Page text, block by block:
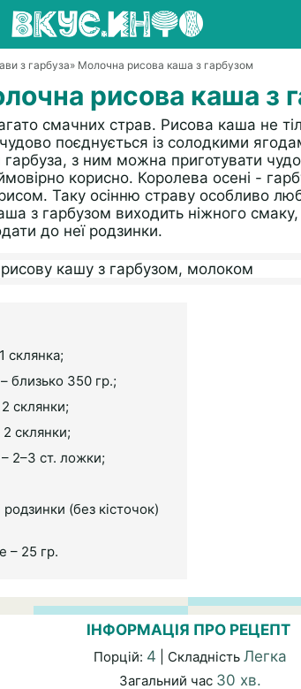
з гарбуза» Молочна рисова каша з гарбузом
рисова каша з
смачних страв. Рисова каша не
поєднується із солодкими
гарбуза, з ним можна приготувати
корисно. Королева осені -
Таку осінню страву особливо
з гарбузом виходить ніжного
до неї родзинки.
склянка;
близько 350 гр.;
склянки;
склянки;
2–3 ст. ложки;
родзинки (без кісточок)
– 25 гр.
ІНФОРМАЦІЯ ПРО РЕЦЕПТ
Порцій: 4 | Складність Легка
Загальний час 30 хв.